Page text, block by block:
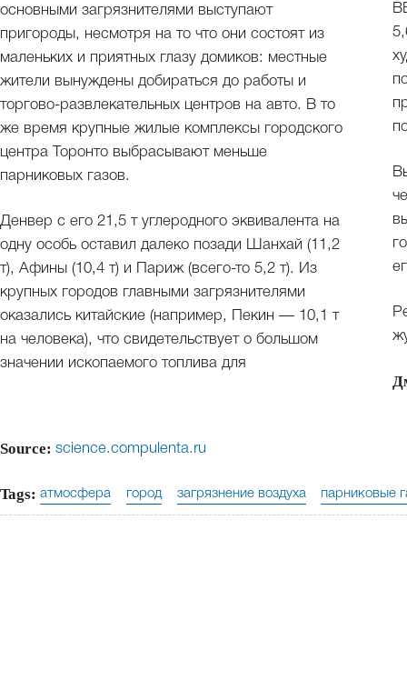
основными загрязнителями выступают
пригороды, несмотря на то что они состоят из
маленьких и приятных глазу домиков: местные
жители вынуждены добираться до работы и
торгово-развлекательных центров на авто. В то
же время крупные жилые комплексы городского
центра Торонто выбрасывают меньше
парниковых газов.
Денвер с его 21,5 т углеродного эквивалента на
одну особь оставил далеко позади Шанхай (11,2
т), Афины (10,4 т) и Париж (всего-то 5,2 т). Из
крупных городов главными загрязнителями
оказались китайские (например, Пекин — 10,1 т
на человека), что свидетельствует о большом
значении ископаемого топлива для
Source: science.compulenta.ru
Tags: атмосфера город загрязнение воздуха парниковые